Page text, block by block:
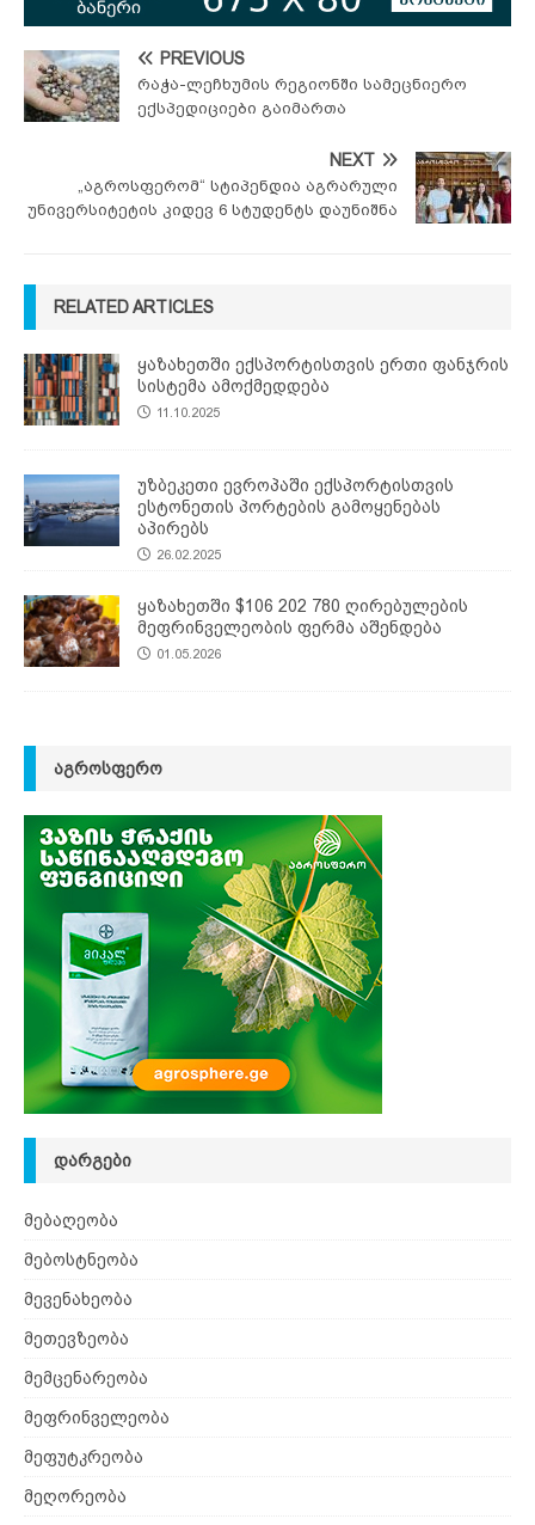
PREVIOUS
რაჭა-ლეჩხუმის რეგიონში სამეცნიერო
ექსპედიციები გაიმართა
NEXT
„აგროსფერომ“ სტიპენდია აგრარული
უნივერსიტეტის კიდევ 6 სტუდენტს დაუნიშნა
RELATED ARTICLES
ყაზახეთში ექსპორტისთვის ერთი ფანჯრის
სისტემა ამოქმედდება
11.10.2025
უზბეკეთი ევროპაში ექსპორტისთვის
ესტონეთის პორტების გამოყენებას
აპირებს
26.02.2025
ყაზახეთში $106 202 780 ღირებულების
მეფრინველეობის ფერმა აშენდება
01.05.2026
ᲐᲒᲠᲝᲡᲤᲔᲠᲝ
ᲓᲐᲠᲒᲔᲑᲘ
მებაღეობა
მებოსტნეობა
მევენახეობა
მეთევზეობა
მემცენარეობა
მეფრინველეობა
მეფუტკრეობა
მეღორეობა